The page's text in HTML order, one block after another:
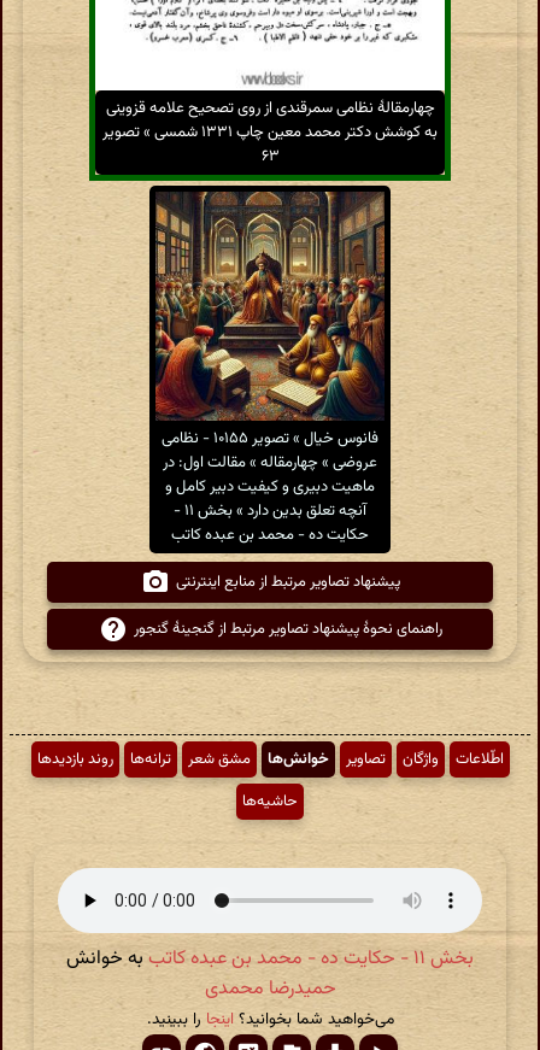
چهارمقالهٔ نظامی سمرقندی از روی تصحیح علامه قزوینی
به کوشش دکتر محمد معین چاپ ۱۳۳۱ شمسی » تصویر
۶۳
فانوس خیال » تصویر ۱۰۱۵۵ - نظامی
عروضی » چهارمقاله » مقالت اول: در
ماهیت دبیری و کیفیت دبیر کامل و
آنچه تعلق بدین دارد » بخش ۱۱ -
حکایت ده - محمد بن عبده کاتب
پیشنهاد تصاویر مرتبط از منابع اینترنتی
راهنمای نحوهٔ پیشنهاد تصاویر مرتبط از گنجینهٔ گنجور
اطّلاعات واژگان تصاویر خوانش‌ها مشق شعر ترانه‌ها
روند بازدیدها
حاشیه‌ها
بخش ۱۱ - حکایت ده - محمد بن عبده کاتب
به خوانش
حمیدرضا محمدی
می‌خواهید شما بخوانید؟اینجا را ببینید.